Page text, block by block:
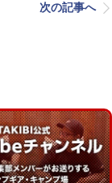
次の記事へ